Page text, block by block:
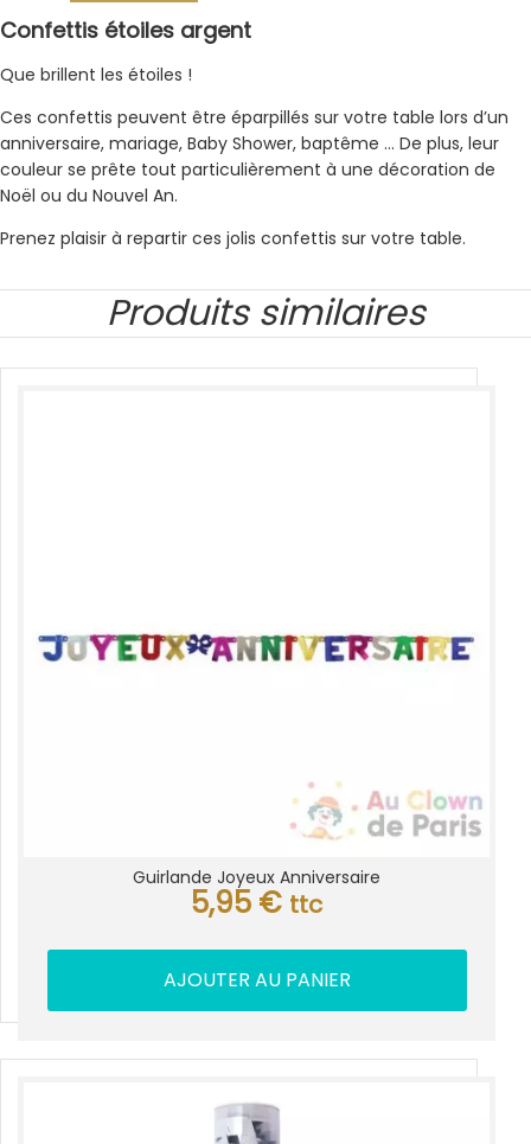
Confettis étoiles argent
Que brillent les étoiles !
Ces confettis peuvent être éparpillés sur votre table lors d’un
anniversaire, mariage, Baby Shower, baptême … De plus, leur
couleur se prête tout particulièrement à une décoration de
Noël ou du Nouvel An.
Prenez plaisir à repartir ces jolis confettis sur votre table.
Produits similaires
Guirlande Joyeux Anniversaire
5,95 € ttc
AJOUTER AU PANIER